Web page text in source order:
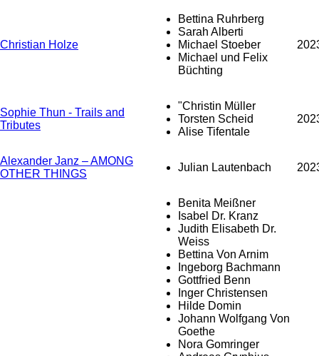
Christian Holze
Bettina Ruhrberg
Sarah Alberti
Michael Stoeber
Michael und Felix
Büchting
Sophie Thun - Trails and
Tributes
"Christin Müller
Torsten Scheid
Alise Tifentale
Alexander Janz – AMONG
OTHER THINGS
Julian Lautenbach
Benita Meißner
Isabel Dr. Kranz
Judith Elisabeth Dr.
Weiss
Bettina Von Arnim
Ingeborg Bachmann
Gottfried Benn
Inger Christensen
Hilde Domin
Johann Wolfgang Von
Goethe
Nora Gomringer